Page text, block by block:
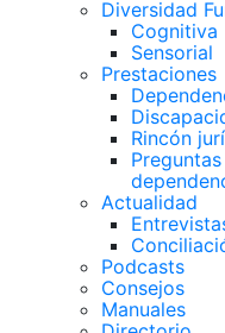
Diversidad
Cognitiva
Sensorial
Prestaciones
Rincón
Actualidad
Podcasts
Consejos
Manuales